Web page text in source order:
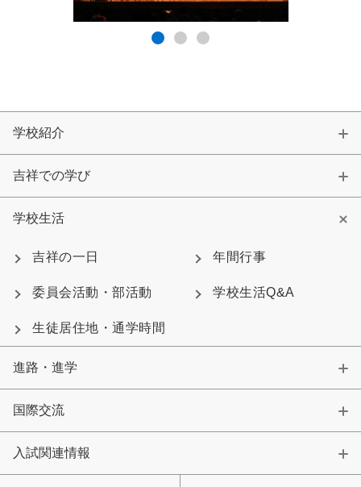
学校紹介
吉祥での学び
学校生活
吉祥の一日 年間行事
委員会活動・部活動 学校生活Q&A
生徒居住地・通学時間
進路・進学
国際交流
入試関連情報